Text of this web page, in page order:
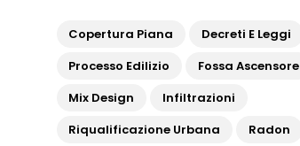
Copertura Piana
Decreti E Leggi
Processo Edilizio
Fossa Ascensore
Mix Design
Infiltrazioni
Riqualificazione Urbana
Radon